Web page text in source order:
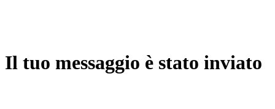
Il tuo messaggio è stato inviato